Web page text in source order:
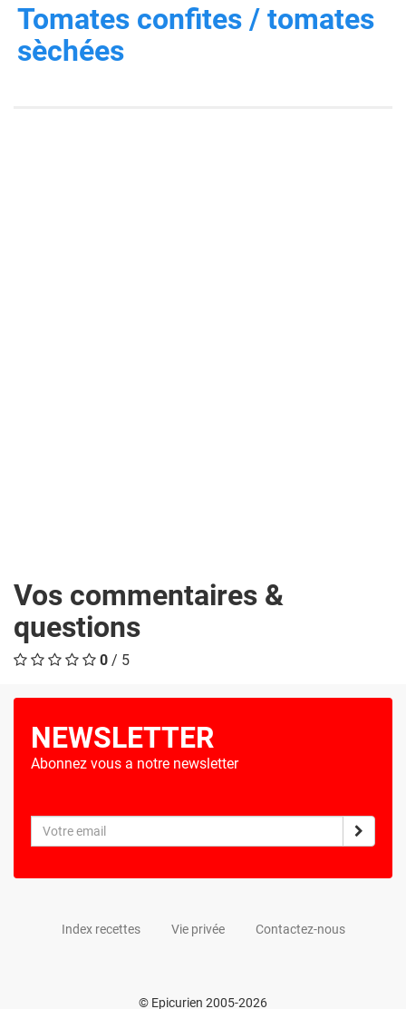
Tomates confites / tomates
sèchées
Vos commentaires &
questions
0 / 5
NEWSLETTER
Abonnez vous a notre newsletter
Index recettes Vie privée Contactez-nous
© Epicurien 2005-2026